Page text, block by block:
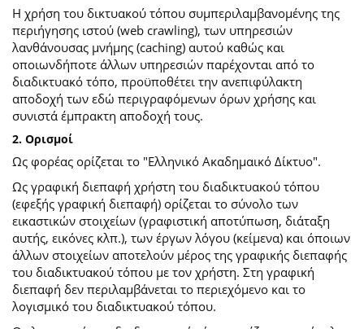
Η χρήση του δικτυακού τόπου συμπεριλαμβανομένης της
περιήγησης ιστού (web crawling), των υπηρεσιών
λανθάνουσας μνήμης (caching) αυτού καθώς και
οποιωνδήποτε άλλων υπηρεσιών παρέχονται από το
διαδικτυακό τόπο, προϋποθέτει την ανεπιφύλακτη
αποδοχή των εδώ περιγραφόμενων όρων χρήσης και
συνιστά έμπρακτη αποδοχή τους.
2. Ορισμοί
Ως φορέας ορίζεται το "Ελληνικό Ακαδημαικό Δίκτυο".
Ως γραφική διεπαφή χρήστη του διαδικτυακού τόπου
(εφεξής γραφική διεπαφή) ορίζεται το σύνολο των
εικαστικών στοιχείων (γραφιστική αποτύπωση, διάταξη
αυτής, εικόνες κλπ.), των έργων λόγου (κείμενα) και όποιων
άλλων στοιχείων αποτελούν μέρος της γραφικής διεπαφής
του διαδικτυακού τόπου με τον χρήστη. Στη γραφική
διεπαφή δεν περιλαμβάνεται το περιεχόμενο και το
λογισμικό του διαδικτυακού τόπου.